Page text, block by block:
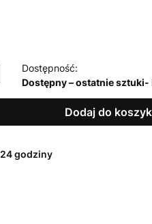
Dostępność:
Dostępny – ostatnie sztuki-
Dodaj do
24 godziny